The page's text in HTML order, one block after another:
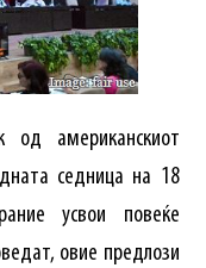
од американскиот
седница на 18
усвои повеќе
овие предлози